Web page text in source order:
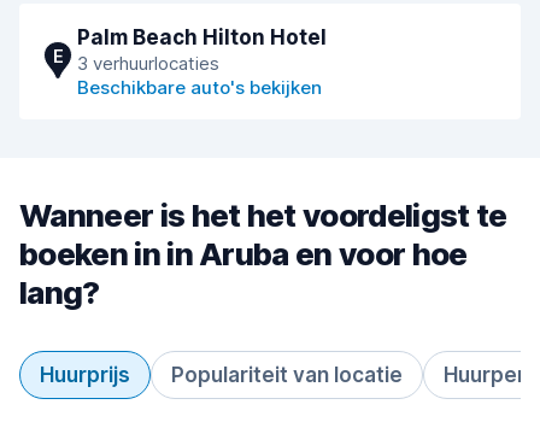
E
Palm Beach Hilton Hotel
3 verhuurlocaties
Beschikbare auto's bekijken
Wanneer is het het voordeligst te
boeken in in Aruba en voor hoe
lang?
Huurprijs Populariteit van locatie